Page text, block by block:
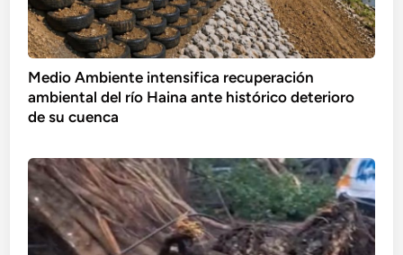
Medio Ambiente intensifica recuperación
ambiental del río Haina ante histórico deterioro
de su cuenca